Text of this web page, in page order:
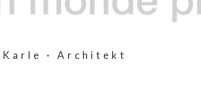
· Architekt